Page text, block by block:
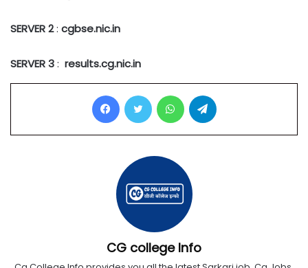
SERVER 2: cgbse.nic.in
SERVER 3: results.cg.nic.in
FacebookTwitter WhatsApp
CG college Info